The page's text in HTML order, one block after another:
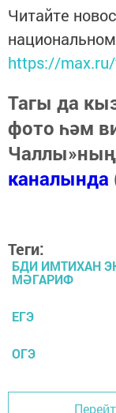
Читайте
https://
Тагы да
фото һәм
Чаллы»ның
каналында
Теги:
БДИ ИМТИХАН
МӘГАРИФ
ЕГЭ
ОГЭ